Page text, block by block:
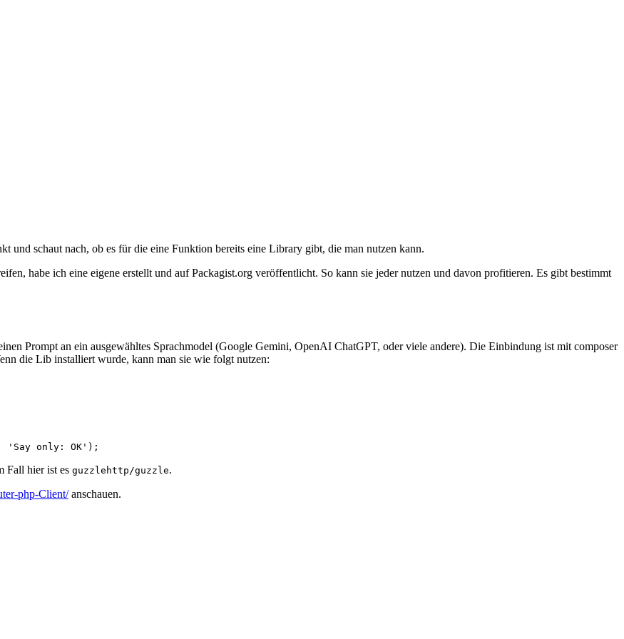
und schaut nach, ob es für die eine Funktion bereits eine Library gibt, die man nutzen kann.
habe ich eine eigene erstellt und auf Packagist.org veröffentlicht. So kann sie jeder nutzen und davon profitieren. Es gibt bestimmt
Prompt an ein ausgewähltes Sprachmodel (Google Gemini, OpenAI ChatGPT, oder viele andere). Die Einbindung ist mit composer
die Lib installiert wurde, kann man sie wie folgt nutzen:
'Say only: OK');
Fall hier ist es guzzlehttp/guzzle.
php-Client/anschauen.